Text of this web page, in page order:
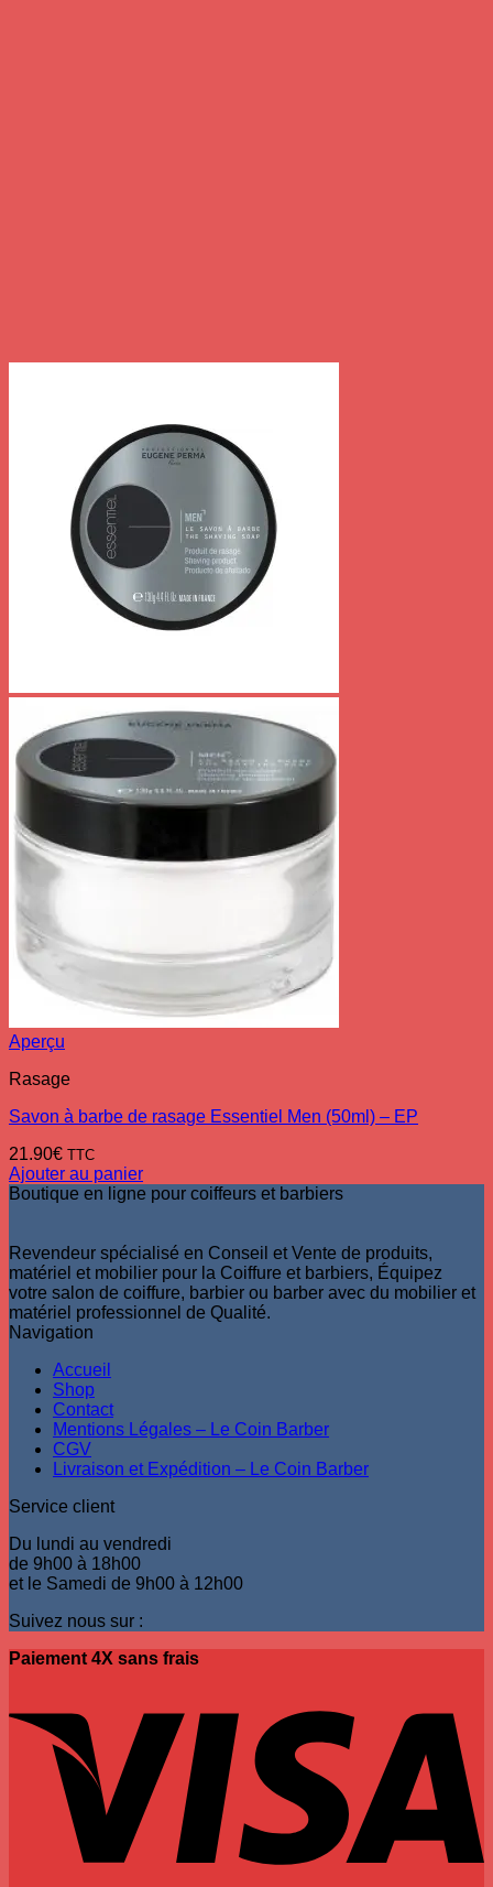
Aperçu
Rasage
Savon à barbe de rasage Essentiel Men (50ml) – EP
21.90€ TTC
Ajouter au panier
Boutique en ligne pour coiffeurs et barbiers
Revendeur spécialisé en Conseil et Vente de produits,
matériel et mobilier pour la Coiffure et barbiers, Équipez
votre salon de coiffure, barbier ou barber avec du mobilier et
matériel professionnel de Qualité.
Navigation
Accueil
Shop
Contact
Mentions Légales – Le Coin Barber
CGV
Livraison et Expédition – Le Coin Barber
Service client
Du lundi au vendredi
de 9h00 à 18h00
et le Samedi de 9h00 à 12h00
Suivez nous sur :
Paiement 4X sans frais